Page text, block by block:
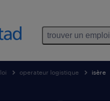
trouver un emploi
operateur logistique isère